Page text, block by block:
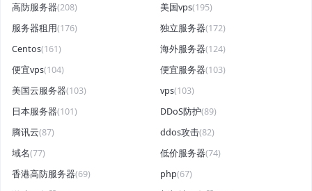
高防服务器(208) 美国vps(195)
服务器租用(176) 独立服务器(172)
Centos(161) 海外服务器(124)
便宜vps(104) 便宜服务器(103)
美国云服务器(103) vps(103)
日本服务器(101) DDoS防护(89)
腾讯云(87) ddos攻击(82)
域名(77) 低价服务器(74)
香港高防服务器(69) php(67)